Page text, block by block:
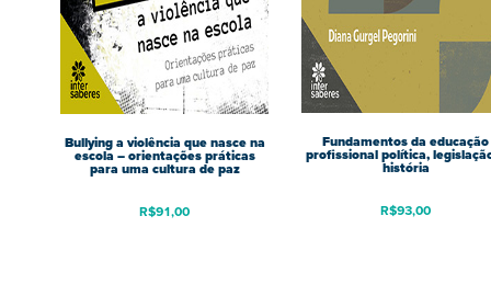
Bullying a violência que nasce na
escola – orientações práticas
para uma cultura de paz
R$91,00
Fundamentos da educação
profissional política,
história
R$93,00